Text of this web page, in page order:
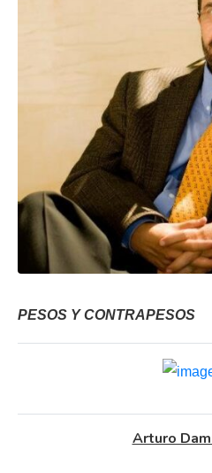
PESOS Y CONTRAPESOS
Arturo